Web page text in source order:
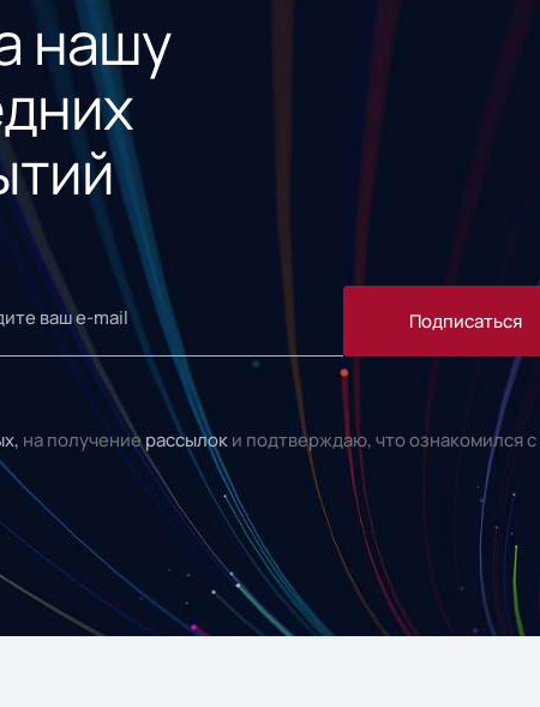
нашу
Подписаться
на получениерассылок и подтверждаю, что ознакомился с